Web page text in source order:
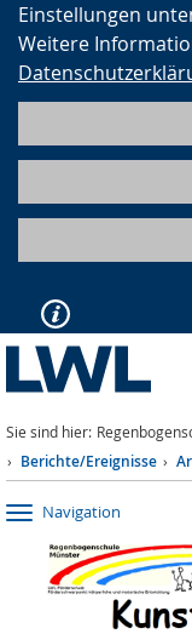
Einstellungen
Weitere
Sie sind hier:
Berichte/Ereignisse
Navigation